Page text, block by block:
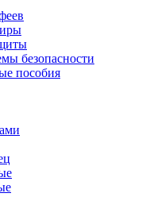
безопасности
пособия